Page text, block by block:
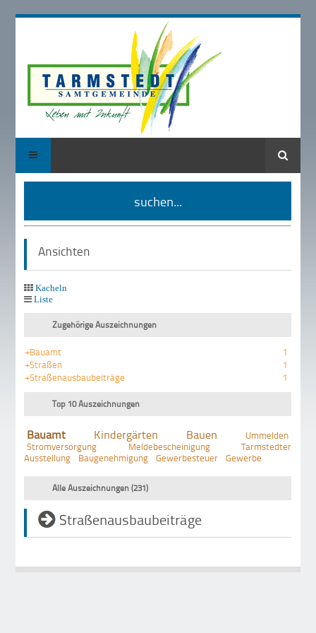
Suche
suchen...
Ansichten
Kacheln
Liste
Zugehörige Auszeichnungen
+Bauamt
1
+Straßen
1
+Straßenausbaubeiträge
1
Top 10 Auszeichnungen
Bauamt Kindergärten Bauen
Ummelden
Stromversorgung
Meldebescheinigung
Tarmstedter
Ausstellung
Baugenehmigung Gewerbesteuer Gewerbe
Alle Auszeichnungen (231)
Straßenausbaubeiträge